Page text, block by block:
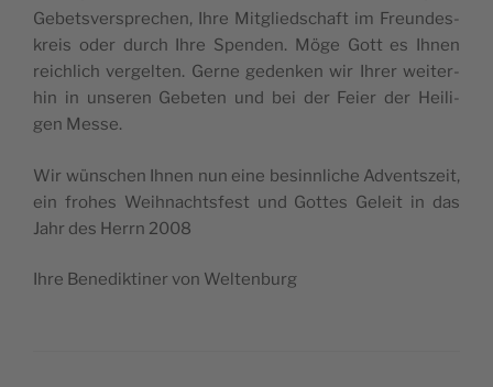
Gebets­ver­spre­chen, Ihre Mit­glied­schaft im Freun­des­
kreis oder durch Ihre Spen­den. Möge Gott es Ihnen
reich­lich ver­gel­ten. Ger­ne geden­ken wir Ihrer wei­ter­
hin in unse­ren Gebe­ten und bei der Fei­er der Hei­li­
gen Messe.
Wir wün­schen Ihnen nun eine besinn­li­che Advents­zeit,
ein fro­hes Weih­nachts­fest und Got­tes Geleit in das
Jahr des Herrn 2008
Ihre Bene­dik­ti­ner von Weltenburg